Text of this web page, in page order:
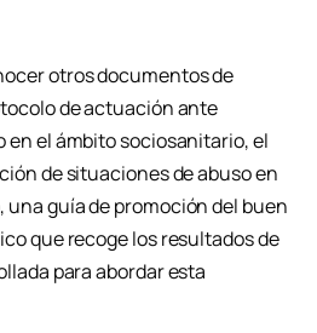
otros documentos de
de actuación ante
el ámbito sociosanitario, el
de situaciones de abuso en
guía de promoción del buen
que recoge los resultados de
para abordar esta